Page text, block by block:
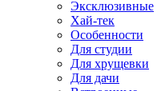
Эксклюзивные
Хай-тек
Особенности
Для студии
Для хрущевки
Для дачи